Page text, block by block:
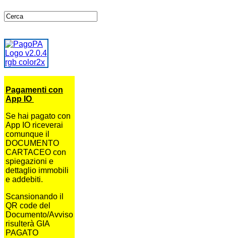
Pagamenti con
App IO
Se hai pagato con
App IO riceverai
comunque il
DOCUMENTO
CARTACEO con
spiegazioni e
dettaglio immobili
e addebiti.
Scansionando il
QR code del
Documento/Avviso
risulterà GIA
PAGATO